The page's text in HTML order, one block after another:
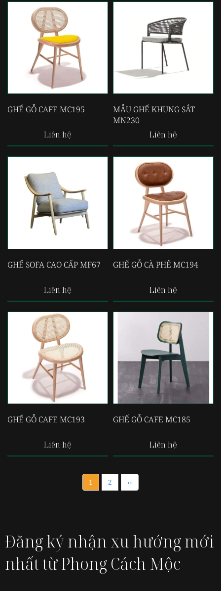
GHẾ GỖ CAFE MC195
Liên hệ
MẪU GHẾ KHUNG SẮT
MN230
Liên hệ
GHẾ SOFA CAO CẤP MF67
Liên hệ
GHẾ GỖ CÀ PHÊ MC194
Liên hệ
GHẾ GỖ CAFE MC193
Liên hệ
GHẾ GỖ CAFE MC185
Liên hệ
1 2 ››
Đăng ký nhận xu hướng mới
nhất từ Phong Cách Mộc